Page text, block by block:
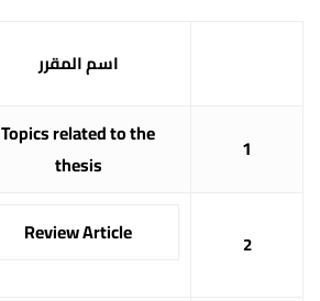
اسم المقرر
1
Topics related to the
thesis
2
Review Article